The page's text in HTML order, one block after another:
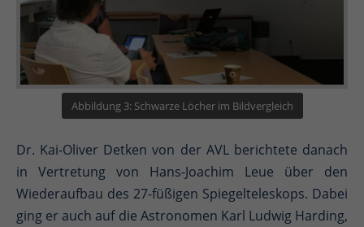
Abbildung 3: Schwarze Löcher im Bildvergleich
Dr. Kai-Oliver Detken von der AVL berichtete danach
in Vertretung von Hans-Joachim Leue über den
Wiederaufbau des 27-füßigen Spiegelteleskops. Dabei
ging er auch auf die Astronomen Karl Ludwig Harding,